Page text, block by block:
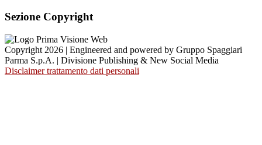
Sezione Copyright
Copyright 2026 | Engineered and powered by Gruppo Spaggiari
Parma S.p.A. | Divisione Publishing & New Social Media
Disclaimer trattamento dati personali